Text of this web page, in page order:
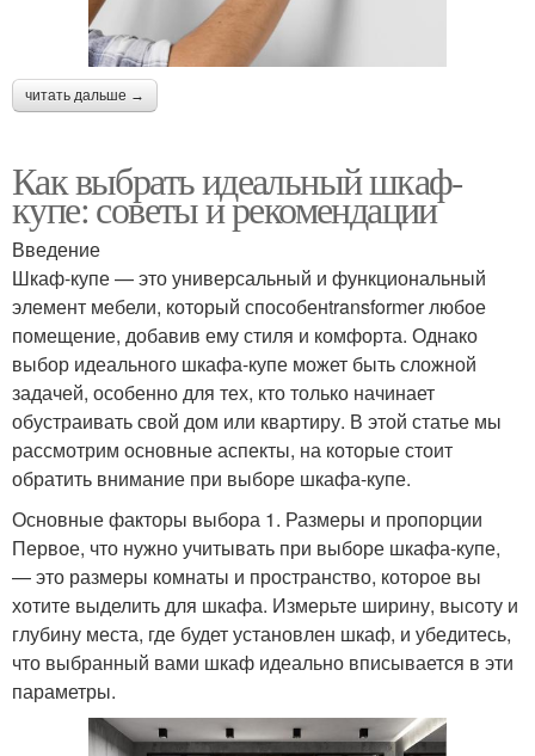
читать дальше →
Как выбрать идеальный шкаф-
купе: советы и рекомендации
Введение
Шкаф-купе — это универсальный и функциональный
элемент мебели, который способенtransformer любое
помещение, добавив ему стиля и комфорта. Однако
выбор идеального шкафа-купе может быть сложной
задачей, особенно для тех, кто только начинает
обустраивать свой дом или квартиру. В этой статье мы
рассмотрим основные аспекты, на которые стоит
обратить внимание при выборе шкафа-купе.
Основные факторы выбора 1. Размеры и пропорции
Первое, что нужно учитывать при выборе шкафа-купе,
— это размеры комнаты и пространство, которое вы
хотите выделить для шкафа. Измерьте ширину, высоту и
глубину места, где будет установлен шкаф, и убедитесь,
что выбранный вами шкаф идеально вписывается в эти
параметры.